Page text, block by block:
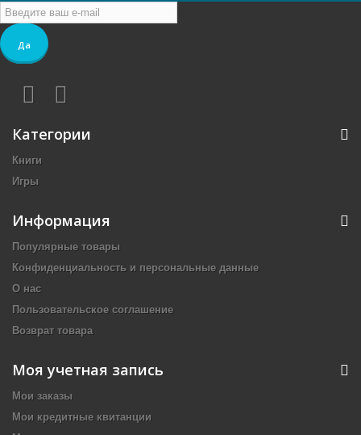
Да
Категории
Книги
Игры
Информация
Популярные товары
Конфиденциальность и персональные данные
О нас
Пользовательское соглашение
Возврат товара
Моя учетная запись
Мои заказы
Мои кредитные квитанции